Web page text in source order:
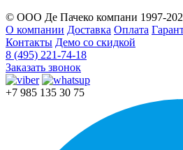
© ООО Де Пачеко компани 1997-
О компании Доставка Оплата
Контакты Демо со скидкой
8 (495) 221-74-18
Заказать звонок
+7 985 135 30 75